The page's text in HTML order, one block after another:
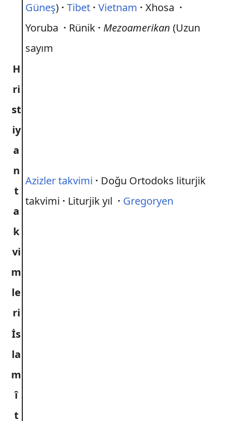
Güneş) · Tibet · Vietnam · Xhosa ·
Yoruba · Rünik · Mezoamerikan (Uzun
sayım
H
ri
st
iy
a
n
t
a
k
vi
m
le
ri
Azizler takvimi · Doğu Ortodoks liturjik
takvimi · Liturjik yıl · Gregoryen
İs
la
m
î
t